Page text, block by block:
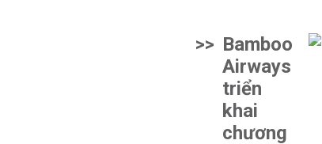
>> Bamboo
Airways
triển
khai
chương